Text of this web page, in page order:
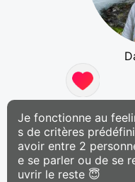
Je fonctionne au
s de critères
avoir entre 2
e se parler ou de se
uvrir le reste 😇